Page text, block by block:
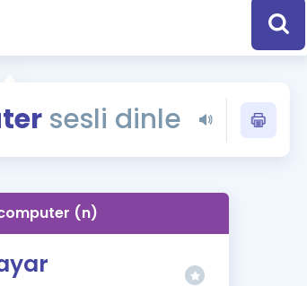
Eğitim ve Kitaplara Özel Fırsatlar
YDS - YÖKDİL Tüm Sınavlarla İlgili
İngilizce Gramer ve Konu Anlatımı
sesli dinle
(n)